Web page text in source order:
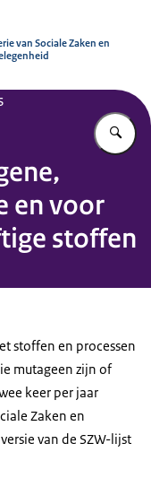
van Sociale Zaken en
en voor
stoffen
stoffen en processen
mutageen zijn of
keer per jaar
Zaken en
van de SZW-lijst